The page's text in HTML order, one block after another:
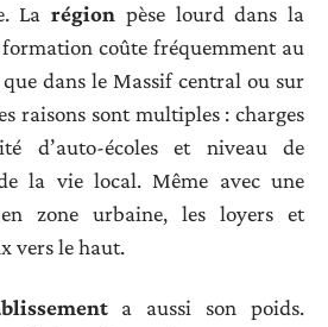
La région pèse lourd dans la
coûte fréquemment au
dans le Massif central ou sur
raisons sont multiples : charges
d’auto-écoles et niveau de
la vie local. Même avec une
zone urbaine, les loyers et
vers le haut.
a aussi son poids.